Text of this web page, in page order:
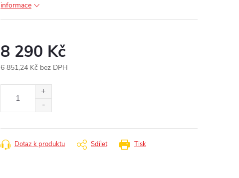
informace
8 290 Kč
6 851,24 Kč bez DPH
Tisk
Dotaz k produktu Sdílet